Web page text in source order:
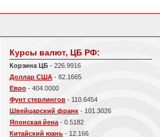
Курсы валют, ЦБ РФ:
Корзина ЦБ - 226.9916
Доллар США - 82.1665
Евро - 404.0000
Фунт стерлингов - 110.6454
Швейцарский франк - 101.3026
Японская йена - 0.5182
Китайский юань - 12.166